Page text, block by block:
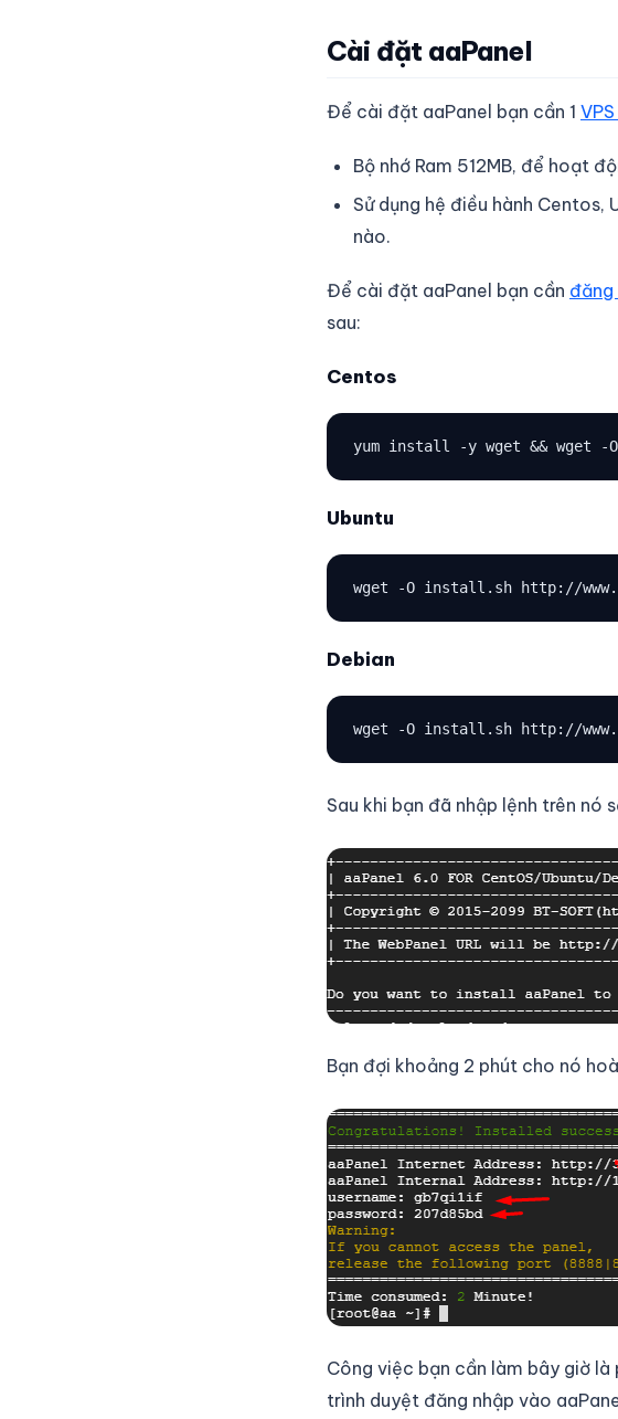
Cài đặt aaPanel
Để cài đặt aaPanel bạn cần 1
Bộ nhớ Ram 512MB, để hoạt
Sử dụng hệ điều hành
nào.
Để cài đặt aaPanel bạn cần đăng
sau:
Centos
yum install -y wget && wget
Ubuntu
wget -O install.sh http://
Debian
wget -O install.sh http://
Sau khi bạn đã nhập lệnh trên nó
Bạn đợi khoảng 2 phút cho nó
Công việc bạn cần làm bây giờ
trình duyệt đăng nhập vào